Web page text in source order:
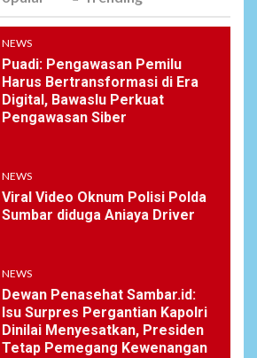
NEWS
Puadi: Pengawasan Pemilu
Harus Bertransformasi di Era
Digital, Bawaslu Perkuat
Pengawasan Siber
NEWS
Viral Video Oknum Polisi Polda
Sumbar diduga Aniaya Driver
NEWS
Dewan Penasehat Sambar.id:
Isu Surpres Pergantian Kapolri
Dinilai Menyesatkan, Presiden
Tetap Pemegang Kewenangan